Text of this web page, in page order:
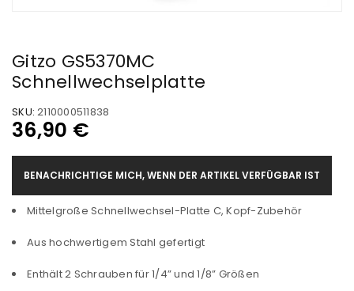
Gitzo GS5370MC
Schnellwechselplatte
SKU: 2110000511838
36,90 €
BENACHRICHTIGE MICH, WENN DER ARTIKEL VERFÜGBAR IST
Mittelgroße Schnellwechsel-Platte C, Kopf-Zubehör
Aus hochwertigem Stahl gefertigt
Enthält 2 Schrauben für 1/4” und 1/8” Größen